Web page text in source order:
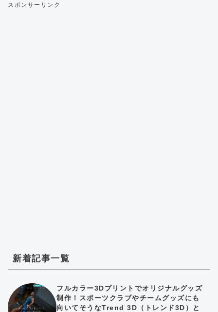
スポンサーリンク
新着記事一覧
フルカラー3Dプリントでオリジナルグッズ
制作！スポーツクラブやチームグッズにも
向いてそうなTrend 3D（トレンド3D）と